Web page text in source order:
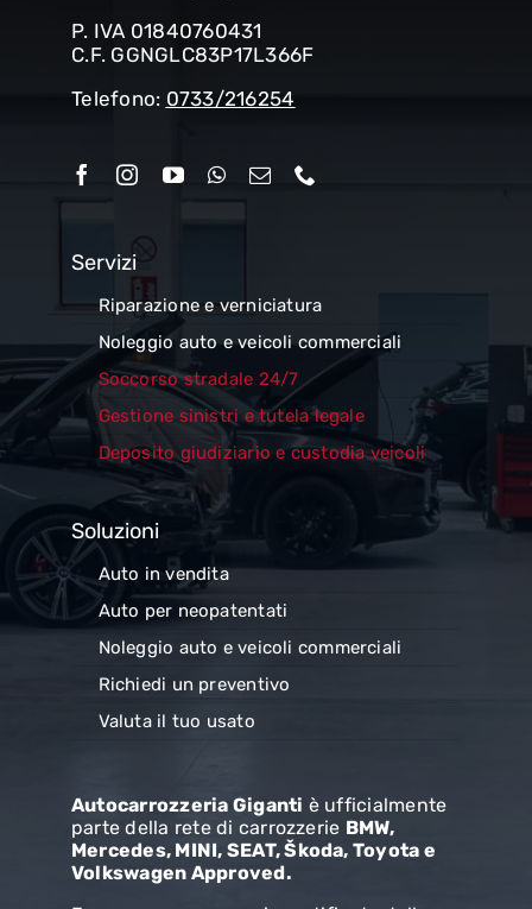
P. IVA 01840760431
C.F. GGNGLC83P17L366F
Telefono: 0733/216254
Servizi
Riparazione e verniciatura
Noleggio auto e veicoli commerciali
Soccorso stradale 24/7
Gestione sinistri e tutela legale
Deposito giudiziario e custodia veicoli
Soluzioni
Auto in vendita
Auto per neopatentati
Noleggio auto e veicoli commerciali
Richiedi un preventivo
Valuta il tuo usato
Autocarrozzeria Giganti è ufficialmente
parte della rete di carrozzerie BMW,
Mercedes, MINI, SEAT, Škoda, Toyota e
Volkswagen Approved.